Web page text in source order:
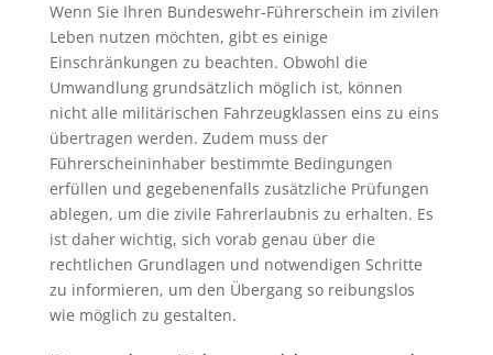
Wenn Sie Ihren Bundeswehr-Führerschein im zivilen
Leben nutzen möchten, gibt es einige
Einschränkungen zu beachten. Obwohl die
Umwandlung grundsätzlich möglich ist, können
nicht alle militärischen Fahrzeugklassen eins zu eins
übertragen werden. Zudem muss der
Führerscheininhaber bestimmte Bedingungen
erfüllen und gegebenenfalls zusätzliche Prüfungen
ablegen, um die zivile Fahrerlaubnis zu erhalten. Es
ist daher wichtig, sich vorab genau über die
rechtlichen Grundlagen und notwendigen Schritte
zu informieren, um den Übergang so reibungslos
wie möglich zu gestalten.